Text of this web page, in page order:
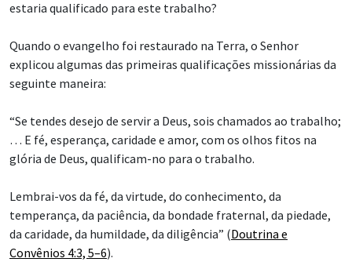
estaria qualificado para este trabalho?
Quando o evangelho foi restaurado na Terra, o Senhor
explicou algumas das primeiras qualificações missionárias da
seguinte maneira:
“Se tendes desejo de servir a Deus, sois chamados ao trabalho;
… E fé, esperança, caridade e amor, com os olhos fitos na
glória de Deus, qualificam-no para o trabalho.
Lembrai-vos da fé, da virtude, do conhecimento, da
temperança, da paciência, da bondade fraternal, da piedade,
da caridade, da humildade, da diligência” (Doutrina e
Convênios 4:3, 5–6).